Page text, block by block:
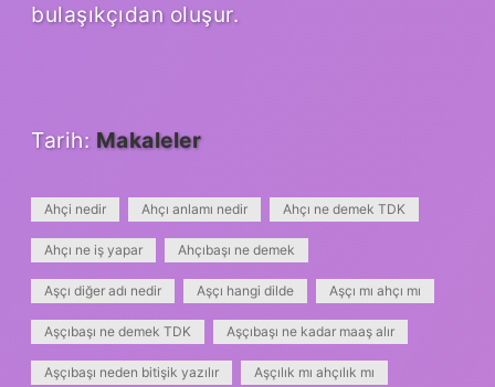
bulaşıkçıdan oluşur.
Tarih: Makaleler
Ahçi nedir Ahçı anlamı nedir Ahçı ne demek TDK
Ahçı ne iş yapar Ahçıbaşı ne demek
Aşçı diğer adı nedir Aşçı hangi dilde Aşçı mı ahçı mı
Aşçıbaşı ne demek TDK Aşçıbaşı ne kadar maaş alır
Aşçıbaşı neden bitişik yazılır Aşçılık mı ahçılık mı